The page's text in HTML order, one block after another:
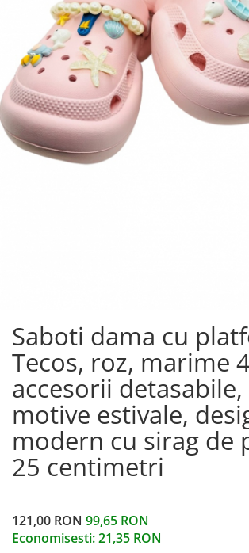
Saboti dama cu
Tecos, roz, marime
accesorii detasabile,
motive estivale,
modern cu sirag de
25 centimetri
121,00 RON99,65 RON
Economisesti:21,35 RON